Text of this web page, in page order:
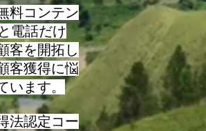
料コンテン
電話だけ
客を開拓し
客獲得に悩
ます。
法認定コー